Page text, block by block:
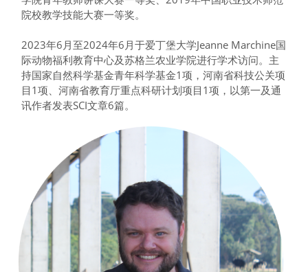
院校教学技能大赛一等奖。
2023年6月至2024年6月于爱丁堡大学Jeanne Marchine国
际动物福利教育中心及苏格兰农业学院进行学术访问。主
持国家自然科学基金青年科学基金1项，河南省科技公关项
目1项、河南省教育厅重点科研计划项目1项，以第一及通
讯作者发表SCI文章6篇。